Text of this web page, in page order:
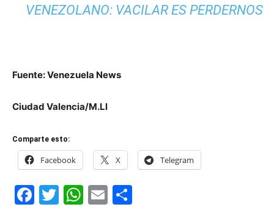
VENEZOLANO: VACILAR ES PERDERNOS
Fuente: Venezuela News
Ciudad Valencia/M.Ll
Comparte esto:
Facebook X Telegram
Facebook
Twitter
WhatsApp
Email